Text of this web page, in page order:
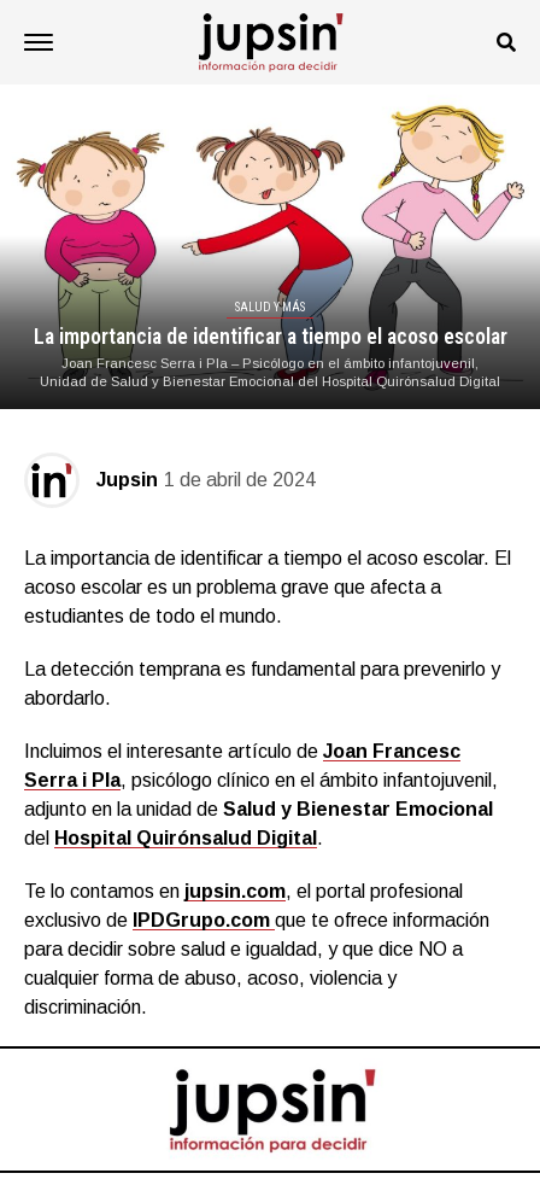
SALUD Y MÁS
La importancia de identificar a tiempo el acoso escolar
Joan Francesc Serra i Pla – Psicólogo en el ámbito infantojuvenil,
Unidad de Salud y Bienestar Emocional del Hospital Quirónsalud Digital
Jupsin 1 de abril de 2024
La importancia de identificar a tiempo el acoso escolar. El
acoso escolar es un problema grave que afecta a
estudiantes de todo el mundo.
La detección temprana es fundamental para prevenirlo y
abordarlo.
Incluimos el interesante artículo de Joan Francesc
Serra i Pla, psicólogo clínico en el ámbito infantojuvenil,
adjunto en la unidad de Salud y Bienestar Emocional
del Hospital Quirónsalud Digital .
Te lo contamos en jupsin.com, el portal profesional
exclusivo de
IPDGrupo.com que te ofrece información
para decidir sobre salud e igualdad, y que dice NO a
cualquier forma de abuso, acoso, violencia y
discriminación.